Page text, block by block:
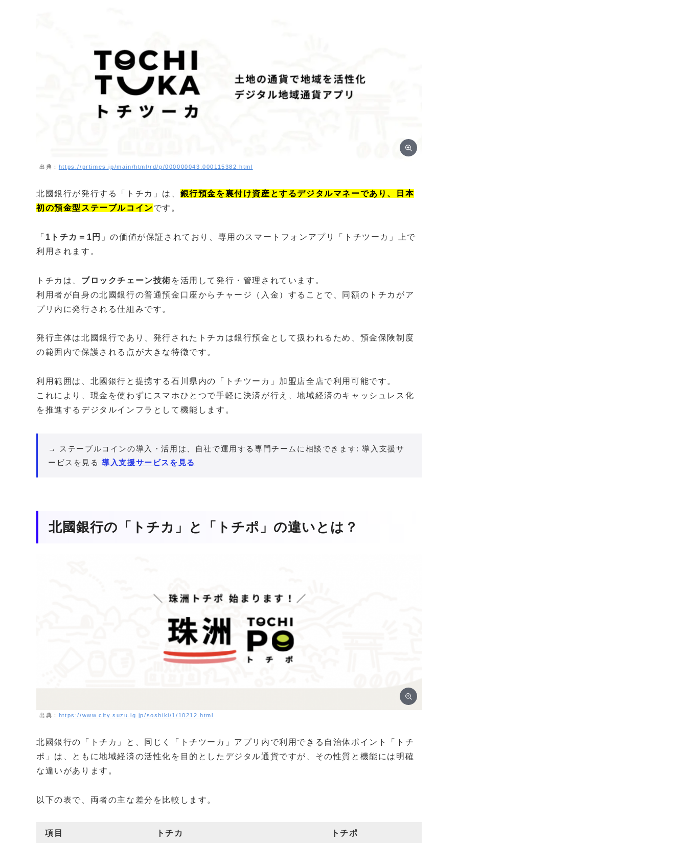
出典： https://prtimes.jp/main/html/rd/p/000000043.000115382.html
北國銀行が発行する「トチカ」は、 銀行預金を裏付け資産とするデジタルマネーであり、日本
初の預金型ステーブルコインです。
「 1トチカ＝1円
」の価値が保証されており、専用のスマートフォンアプリ「トチツーカ」上で
利用されます。
トチカは、 ブロックチェーン技術 を活用して発行・管理されています。
利用者が自身の北國銀行の普通預金口座からチャージ（入金）することで、同額のトチカがア
プリ内に発行される仕組みです。
発行主体は北國銀行であり、発行されたトチカは銀行預金として扱われるため、預金保険制度
の範囲内で保護される点が大きな特徴です。
利用範囲は、北國銀行と提携する石川県内の「トチツーカ」加盟店全店で利用可能です。
これにより、現金を使わずにスマホひとつで手軽に決済が行え、地域経済のキャッシュレス化
を推進するデジタルインフラとして機能します。
→ ステーブルコインの導入・活用は、自社で運用する専門チームに相談できます: 導入支援サ
ービスを見る導入支援サービスを見る
北國銀行の「トチカ」と「トチポ」の違いとは？
出典： https://www.city.suzu.lg.jp/soshiki/1/10212.html
北國銀行の「トチカ」と、同じく「トチツーカ」アプリ内で利用できる自治体ポイント「トチ
ポ」は、ともに地域経済の活性化を目的としたデジタル通貨ですが、その性質と機能には明確
な違いがあります。
以下の表で、両者の主な差分を比較します。
項目 トチカ トチポ